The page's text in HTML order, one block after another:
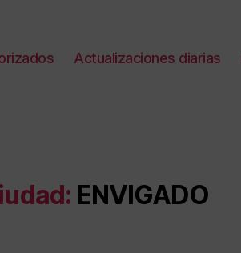
Actualizaciones diarias
ENVIGADO